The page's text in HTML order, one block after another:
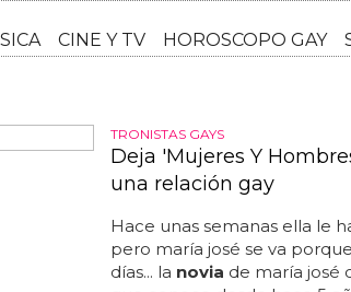
NOTICIAS GAY LGBT
TRONISTAS GAYS
Deja 'Mujeres Y
Hace unas semanas ella le
pero maría josé se va